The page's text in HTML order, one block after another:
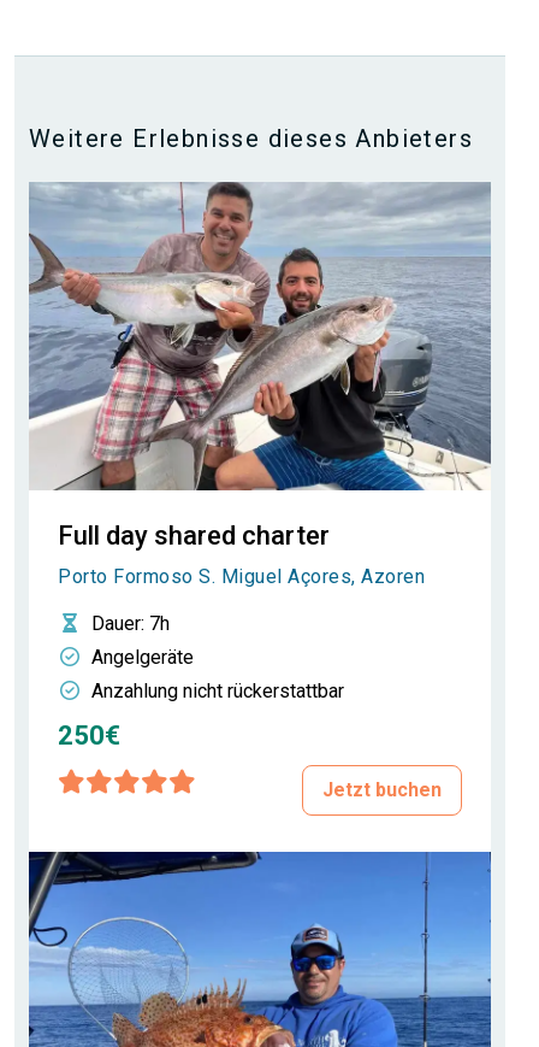
Weitere Erlebnisse dieses Anbieters
Full day shared charter
Porto Formoso S. Miguel Açores, Azoren
Dauer: 7h
Angelgeräte
Anzahlung nicht rückerstattbar
250€
Jetzt buchen